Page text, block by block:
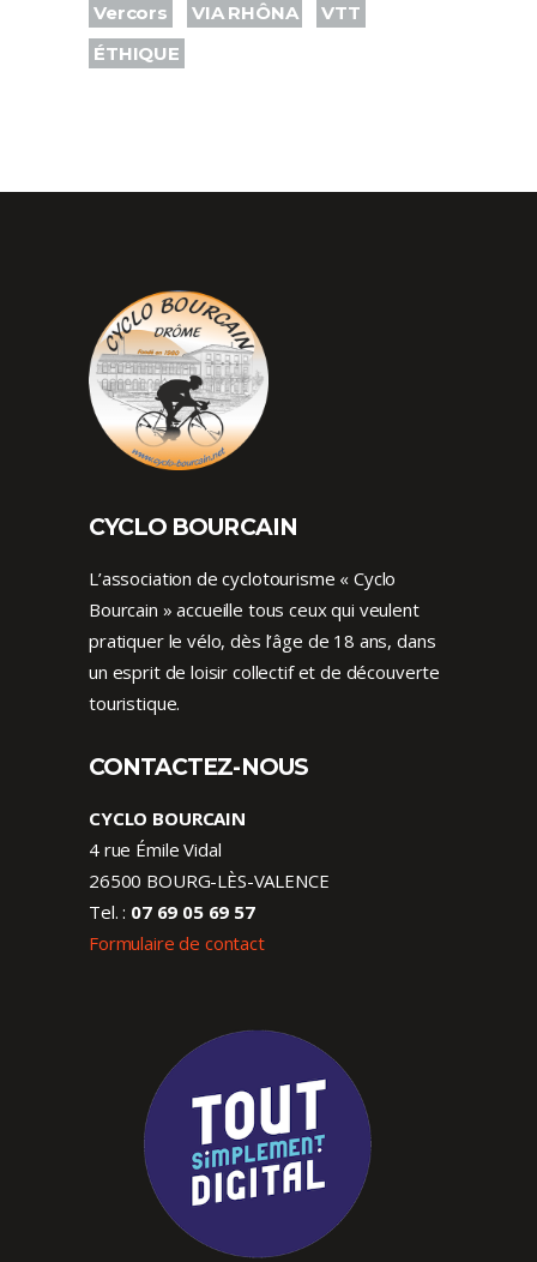
Vercors
VIA RHÔNA
VTT
ÉTHIQUE
CYCLO BOURCAIN
L’association de cyclotourisme « Cyclo
Bourcain » accueille tous ceux qui veulent
pratiquer le vélo, dès l’âge de 18 ans, dans
un esprit de loisir collectif et de découverte
touristique.
CONTACTEZ-NOUS
CYCLO BOURCAIN
4 rue Émile Vidal
26500 BOURG-LÈS-VALENCE
Tel. : 07 69 05 69 57
Formulaire de contact